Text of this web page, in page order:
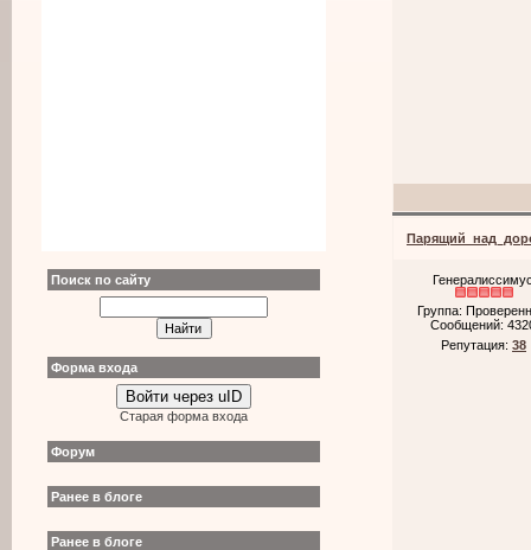
Поиск по сайту
Форма входа
Войти через uID
Старая форма входа
Форум
Ранее в блоге
Ранее в блоге
Группа:
Сообщений:
Репутация: 38